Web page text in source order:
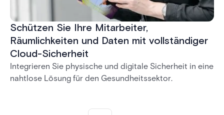
Schützen Sie Ihre Mitarbeiter,
Räumlichkeiten und Daten mit vollständiger
Cloud-Sicherheit
Integrieren Sie physische und digitale Sicherheit in eine
nahtlose Lösung für den Gesundheitssektor.